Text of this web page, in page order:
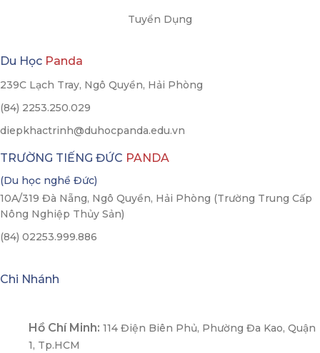
Tuyển Dụng
Du Học Panda
239C Lạch Tray, Ngô Quyền, Hải Phòng
(84) 2253.250.029
diepkhactrinh@duhocpanda.edu.vn
TRƯỜNG TIẾNG ĐỨC PANDA
(Du học nghề Đức)
10A/319 Đà Nẵng, Ngô Quyền, Hải Phòng (Trường Trung Cấp
Nông Nghiệp Thủy Sản)
(84) 02253.999.886
Chi Nhánh
Hồ Chí Minh: 114 Điện Biên Phủ, Phường Đa Kao, Quận
1, Tp.HCM